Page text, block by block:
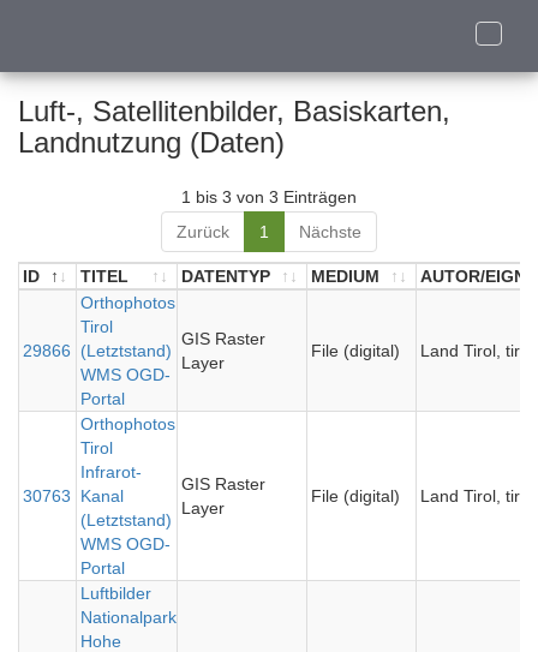
Toggle
Luft-, Satellitenbilder, Basiskarten,
Landnutzung (Daten)
1 bis 3 von 3 Einträgen
Zurück
1 Nächste
ID TITEL DATENTYP MEDIUM
AUTOR/
TITEL
29866
Orthophotos
Tirol
(Letztstand)
WMS OGD-
Portal
GIS Raster
Layer
File (digital) Land Tirol, tiris
30763
Orthophotos
Tirol
Infrarot-
Kanal
(Letztstand)
WMS OGD-
Portal
GIS Raster
Layer
File (digital) Land Tirol, tiris
Luftbilder
Nationalpark
Hohe